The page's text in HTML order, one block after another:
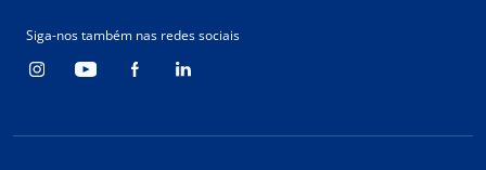
Siga-nos também nas redes sociais